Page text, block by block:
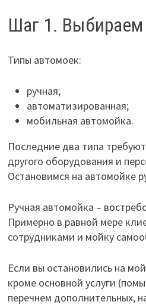
Шаг 1. Выбираем
Типы автомоек:
ручная;
автоматизированная;
мобильная автомойка.
Последние два типа
другого оборудования и
Остановимся на автомойке
Ручная автомойка –
Примерно в равной мере
сотрудниками и мойку
Если вы остановились на
кроме основной услуги
перечнем дополнительных,